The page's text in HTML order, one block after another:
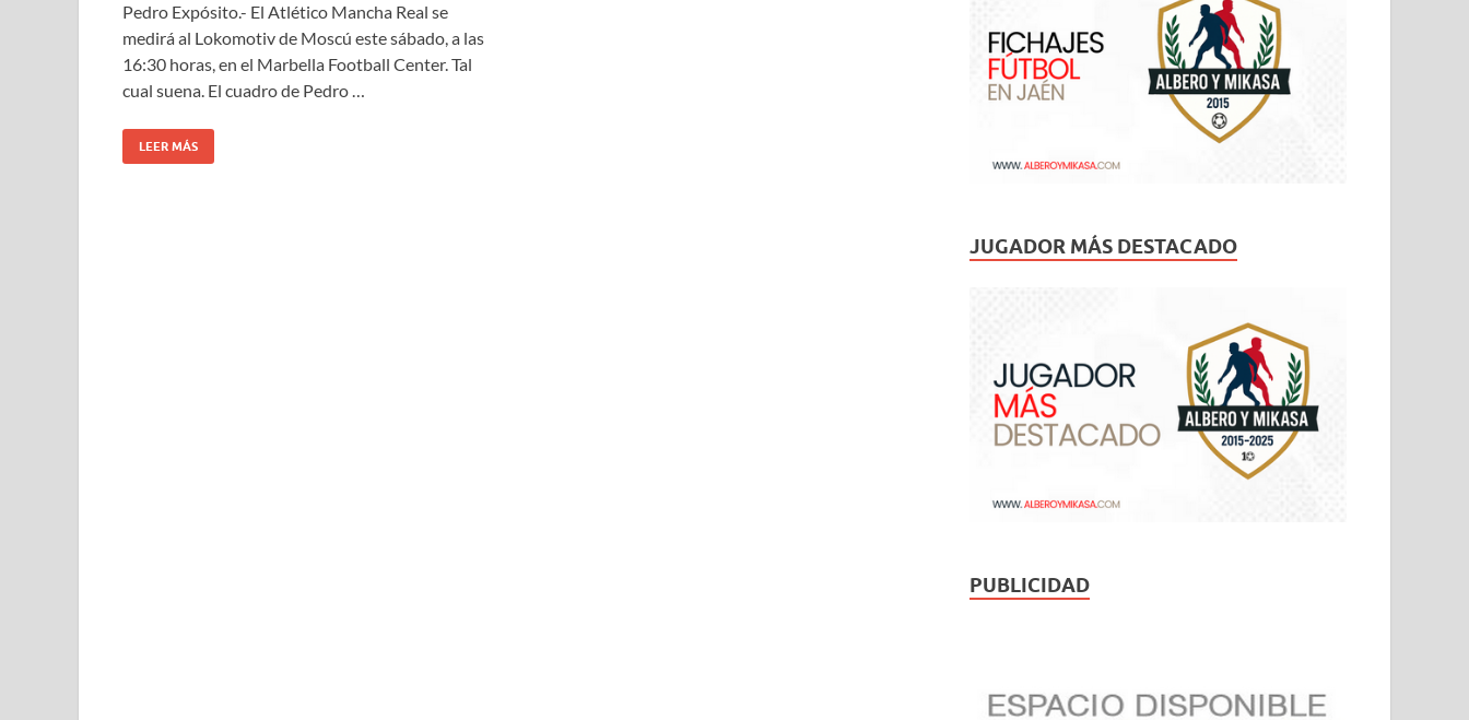
Pedro Expósito.- El Atlético Mancha Real se
medirá al Lokomotiv de Moscú este sábado, a las
16:30 horas, en el Marbella Football Center. Tal
cual suena. El cuadro de Pedro …
LEER MÁS
JUGADOR MÁS DESTACADO
PUBLICIDAD